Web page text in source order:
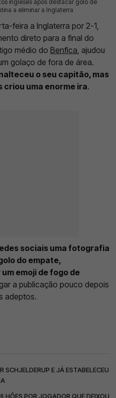
ingleses após destacar golo de
a eliminar a Inglaterra
feira a Inglaterra por 2-1,
direto para a final do
médio do Benfica , ajudou
golaço de fora de área.
o seu capitão, mas
criou uma enorme ira.
sociais uma fotografia
do empate,
emoji de fogo de
a publicação pouco depois
adeptos.
SCHJELDERUP E JÁ ESTABELECEU
POR JOGADOR QUE DEIXOU